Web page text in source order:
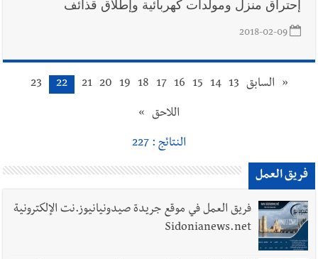
إحتراق منزل ومولدات كهربائية وإطلاق قذائف
2018-02-09
« السابق 13
14
15
16
17
18
19
20
21
22
23
اللاحق »
النتائج : 227
فريق العمل
فريق العمل في موقع جريدة صيدونيانيوز.نت الإلكترونية
Sidonianews.net